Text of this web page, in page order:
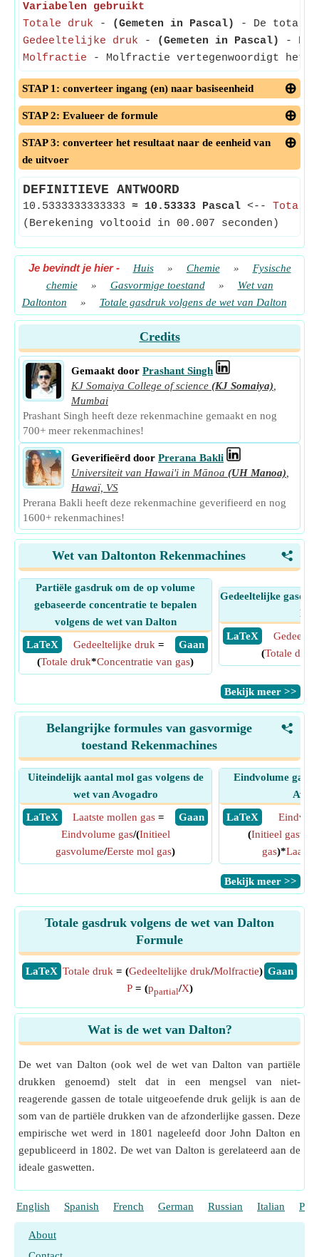
Variabelen gebruikt
Totale druk - (Gemeten in Pascal)
- De totale
Gedeeltelijke druk - (Gemeten in Pascal)
-
Molfractie - Molfractie vertegenwoordigt het
STAP 1: converteer ingang (en) naar basiseenheid
STAP 2: Evalueer de formule
STAP 3: converteer het resultaat naar de eenheid van
de uitvoer
DEFINITIEVE ANTWOORD
10.5333333333333 ≈ 10.53333 Pascal <-- Totale
(Berekening voltooid in 00.007 seconden)
Je bevindt je hier- Huis » Chemie »
Fysische
chemie
» Gasvormige toestand »
Wet van
Daltonton
» Totale gasdruk volgens de wet van Dalton
Credits
Gemaakt door Prashant Singh
KJ Somaiya College of science (KJ Somaiya)
Mumbai
Prashant Singh heeft deze rekenmachine gemaakt en nog
700+ meer rekenmachines!
Geverifieërd door Prerana Bakli
Universiteit van Hawai'i in Mānoa (UH Manoa)
Hawaï, VS
Prerana Bakli heeft deze rekenmachine geverifieerd en nog
1600+ rekenmachines!
<
Wet van Daltonton Rekenmachines
Partiële gasdruk om de op volume
gebaseerde concentratie te bepalen
volgens de wet van Dalton
​ LaTeX
​ Gaan
Gedeeltelijke druk =
(Totale druk*Concentratie van gas)
Gedeeltelijke
​ LaTeX
(Totale druk
​Bekijk meer >>
<
Belangrijke formules van gasvormige
toestand Rekenmachines
Uiteindelijk aantal mol gas volgens de
wet van Avogadro
​ LaTeX
​ Gaan
Laatste mollen gas =
Eindvolume gas/(Initieel
gasvolume/Eerste mol gas)
Eindvolume gas
​ LaTeX
(Initieel
gas)*
​Bekijk meer >>
Totale gasdruk volgens de wet van Dalton
Formule
​LaTeX ​Gaan
Totale druk = (Gedeeltelijke druk/Molfractie)
P= (ppartial/Χ)
Wat is de wet van Dalton?
De wet van Dalton (ook wel de wet van Dalton van partiële
drukken genoemd) stelt dat in een mengsel van niet-
reagerende gassen de totale uitgeoefende druk gelijk is aan de
som van de partiële drukken van de afzonderlijke gassen. Deze
empirische wet werd in 1801 nageleefd door John Dalton en
gepubliceerd in 1802. De wet van Dalton is gerelateerd aan de
ideale gaswetten.
English Spanish French German Russian Italian
About